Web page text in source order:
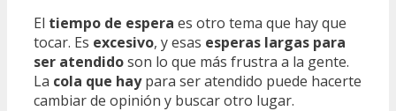
El tiempo de espera es otro tema que hay que
tocar. Es excesivo, y esas esperas largas para
ser atendidoson lo que más frustra a la gente.
La cola que haypara ser atendido puede hacerte
cambiar de opinión y buscar otro lugar.